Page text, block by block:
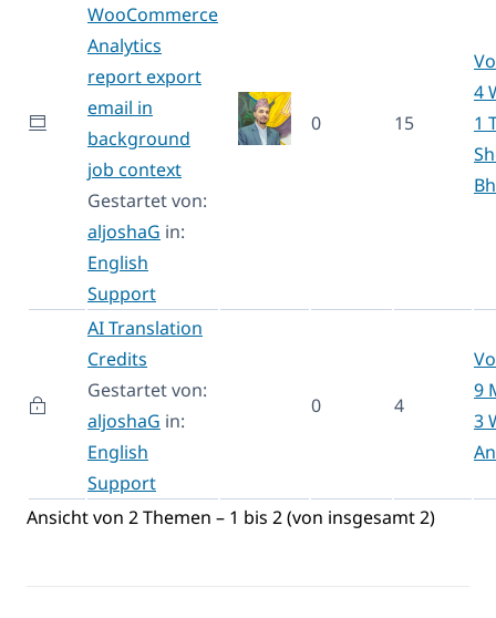
WooCommerce
Analytics
report export
email in
background
job context
Gestartet von:
aljoshaG in:
English
Support
0 15
4
1
AI Translation
Credits
Gestartet von:
aljoshaG in:
English
Support
0 4
9
3
Ansicht von 2 Themen – 1 bis 2 (von insgesamt 2)